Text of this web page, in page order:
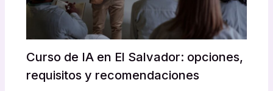
Curso de IA en El Salvador: opciones,
requisitos y recomendaciones